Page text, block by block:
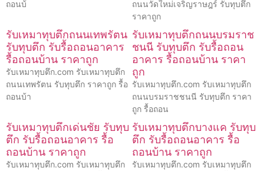
ถอนบ้
ถนนวัดใหม่เจริญราษฎร์ รับทุบตึก
ราคาถูก
รับเหมาทุบตึกถนนเทพรัตน
รับทุบตึก รับรื้อถอนอาคาร
รื้อถอนบ้าน ราคาถูก
รับเหมาทุบตึก.com รับเหมาทุบตึก
ถนนเทพรัตน รับทุบตึก ราคาถูก รื้อ
ถอนบ้า
รับเหมาทุบตึกถนนบรมราช
ชนนี รับทุบตึก รับรื้อถอน
อาคาร รื้อถอนบ้าน ราคา
ถูก
รับเหมาทุบตึก.com รับเหมาทุบตึก
ถนนบรมราชชนนี รับทุบตึก ราคา
ถูก รื้อถอน
รับเหมาทุบตึกเด่นชัย รับทุบ
ตึก รับรื้อถอนอาคาร รื้อ
ถอนบ้าน ราคาถูก
รับเหมาทุบตึก.com รับเหมาทุบตึก
รับเหมาทุบตึกบางแค รับทุบ
ตึก รับรื้อถอนอาคาร รื้อ
ถอนบ้าน ราคาถูก
รับเหมาทุบตึก.com รับเหมาทุบตึก